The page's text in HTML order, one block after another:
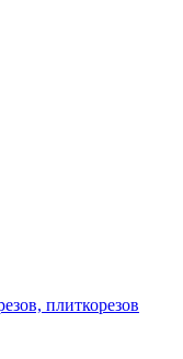
плиткорезов